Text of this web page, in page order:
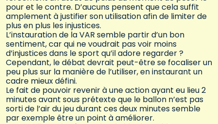
pour et le contre. D’aucuns pensent que cela suffit
amplement à justifier son utilisation afin de limiter de
plus en plus les injustices.
L’instauration de la VAR semble partir d’un bon
sentiment, car qui ne voudrait pas voir moins
d’injustices dans le sport qu’il adore regarder ?
Cependant, le débat devrait peut-être se focaliser un
peu plus sur la manière de l’utiliser, en instaurant un
cadre mieux défini.
Le fait de pouvoir revenir à une action ayant eu lieu 2
minutes avant sous prétexte que le ballon n’est pas
sorti de l’air du jeu durant ces deux minutes semble
par exemple être un point à améliorer.